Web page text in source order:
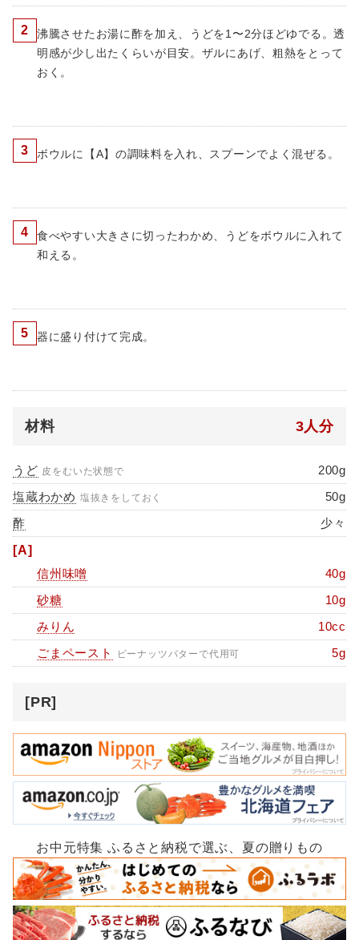
2
沸騰させたお湯に酢を加え、うどを1〜2分ほどゆでる。透
明感が少し出たくらいが目安。ザルにあげ、粗熱をとって
おく。
3 ボウルに【A】の調味料を入れ、スプーンでよく混ぜる。
4
食べやすい大きさに切ったわかめ、うどをボウルに入れて
和える。
5 器に盛り付けて完成。
材料 3人分
うど 皮をむいた状態で
200g
塩蔵わかめ 塩抜きをしておく
50g
酢
少々
[A]
信州味噌
40g
砂糖
10g
みりん
10cc
ごまペースト
ピーナッツバターで代用可 5g
[PR]
お中元特集 ふるさと納税で選ぶ、夏の贈りもの